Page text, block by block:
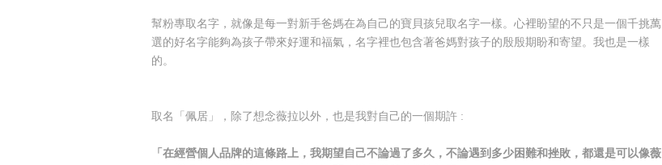
幫粉專取名字，就像是每一對新手爸媽在為自己的寶貝孩兒取名字一樣。心裡盼望的不只是一個千挑萬
選的好名字能夠為孩子帶來好運和福氣，名字裡也包含著爸媽對孩子的殷殷期盼和寄望。我也是一樣
的。
取名「佩居」，除了想念薇拉以外，也是我對自己的一個期許 :
「在經營個人品牌的這條路上，我期望自己不論過了多久，不論遇到多少困難和挫敗，都還是可以像薇